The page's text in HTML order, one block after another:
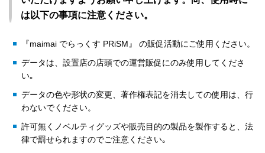
は以下の事項に注意ください。
『maimai でらっくす PRiSM』 の販促活動にご使用ください。
データは、設置店の店頭での運営販促にのみ使用してくださ
い｡
データの色や形状の変更、著作権表記を消去しての使用は、行
わないでください。
許可無くノベルティグッズや販売目的の製品を製作すると、法
律で罰せられますのでご注意ください｡